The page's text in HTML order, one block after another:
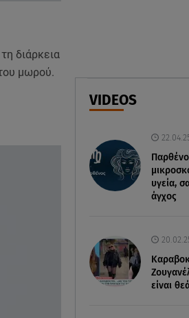
Ισραήλ - Κύπρος
μεγαλύτερο
καλώδιο στον
VIDEOS
υγεία,
άγχος
είναι
διάρκεια
μωρού.